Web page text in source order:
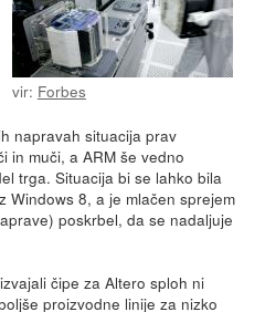
vir: Forbes
napravah situacija prav
in muči, a ARM še vedno
trga. Situacija bi se lahko bila
Windows 8, a je mlačen sprejem
poskrbel, da se nadaljuje
čipe za Altero sploh ni
proizvodne linije za nizko